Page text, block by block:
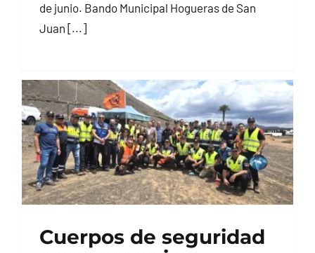
de junio. Bando Municipal Hogueras de San
Juan [...]
Cuerpos de seguridad